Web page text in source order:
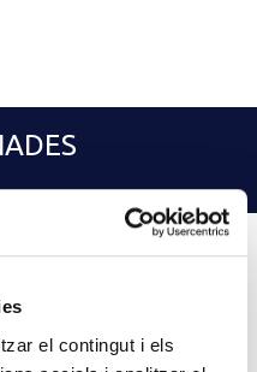
el contingut i els
AL CONCURS DE